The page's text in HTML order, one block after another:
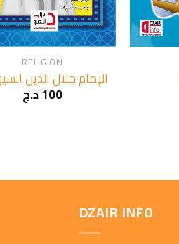
RELIGION
الإمام جلال الدين
100د.ج
+
DZAIR INFO